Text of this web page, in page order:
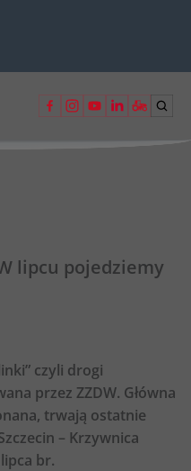
lipcu pojedziemy
czyli drogi
przez ZZDW. Główna
trwają ostatnie
– Krzywnica
br.